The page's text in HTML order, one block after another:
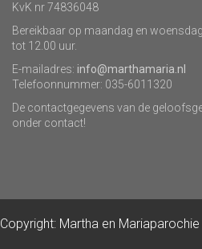
KvK nr 74836048
Bereikbaar op maandag en
tot 12.00 uur.
E-mailadres: info@marthamaria.nl
Telefoonnummer: 035-6011320
De contactgegevens van de
onder contact!
Copyright: Martha en Mariaparochie